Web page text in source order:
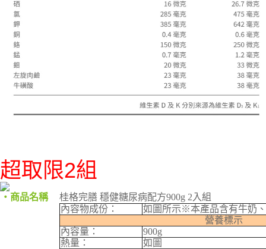
超取限2組
‧商品名稱 桂格完膳 穩健糖尿病配方900g 2入組
內容物成份：
如圖所示※本產品含有牛奶
營養標示
內容量：
900g
熱量：
如圖